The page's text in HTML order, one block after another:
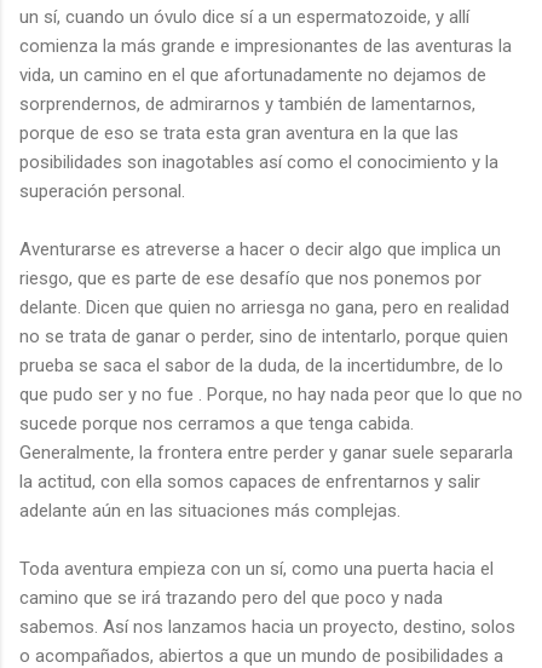
un sí, cuando un óvulo dice sí a un espermatozoide, y allí
comienza la más grande e impresionantes de las aventuras la
vida, un camino en el que afortunadamente no dejamos de
sorprendernos, de admirarnos y también de lamentarnos,
porque de eso se trata esta gran aventura en la que las
posibilidades son inagotables así como el conocimiento y la
superación personal.
Aventurarse es atreverse a hacer o decir algo que implica un
riesgo, que es parte de ese desafío que nos ponemos por
delante. Dicen que quien no arriesga no gana, pero en realidad
no se trata de ganar o perder, sino de intentarlo, porque quien
prueba se saca el sabor de la duda, de la incertidumbre, de lo
que pudo ser y no fue . Porque, no hay nada peor que lo que no
sucede porque nos cerramos a que tenga cabida.
Generalmente, la frontera entre perder y ganar suele separarla
la actitud, con ella somos capaces de enfrentarnos y salir
adelante aún en las situaciones más complejas.
Toda aventura empieza con un sí, como una puerta hacia el
camino que se irá trazando pero del que poco y nada
sabemos. Así nos lanzamos hacia un proyecto, destino, solos
o acompañados, abiertos a que un mundo de posibilidades a